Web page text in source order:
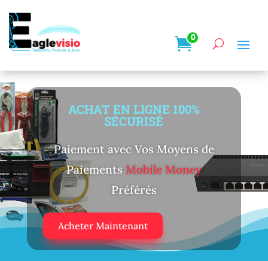
0
Lecteur
vidéo
ACHAT EN LIGNE 100%
SÉCURISÉ
Paiement avec Vos Moyens de
Paiements Mobile Money
Préférés
Acheter Maintenant